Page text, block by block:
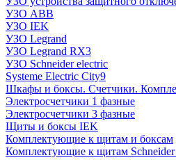
УЗО ABB
УЗО IEK
УЗО Legrand
УЗО Legrand RX3
УЗО Schneider electric
Systeme Electric City9
Шкафы и боксы. Счетчики.
Электросчетчики 1 фазные
Электросчетчики 3 фазные
Щиты и боксы IEK
Комплектующие к щитам и боксам
Комплектующие к щитам Schneider